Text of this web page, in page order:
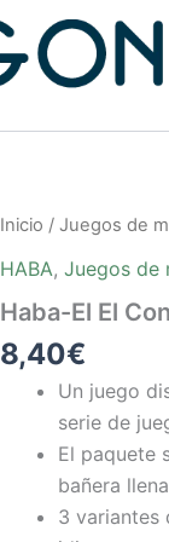
Inicio / Juegos de
HABA, Juegos de
Haba-El El
8,40€
Un juego
serie de
El paquete
bañera
3 variantes